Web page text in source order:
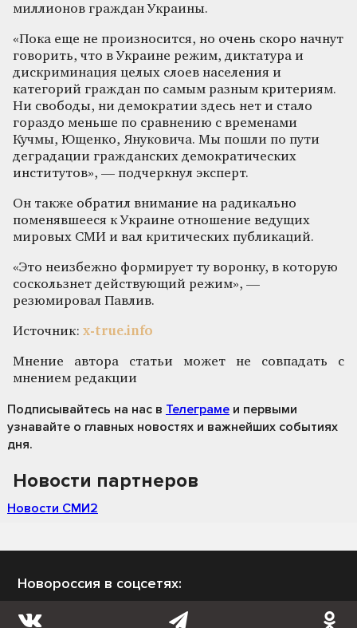
миллионов граждан Украины.
«Пока еще не произносится, но очень скоро начнут
говорить, что в Украине режим, диктатура и
дискриминация целых слоев населения и
категорий граждан по самым разным критериям.
Ни свободы, ни демократии здесь нет и стало
гораздо меньше по сравнению с временами
Кучмы, Ющенко, Януковича. Мы пошли по пути
деградации гражданских демократических
институтов», — подчеркнул эксперт.
Он также обратил внимание на радикально
поменявшееся к Украине отношение ведущих
мировых СМИ и вал критических публикаций.
«Это неизбежно формирует ту воронку, в которую
соскользнет действующий режим», —
резюмировал Павлив.
Источник: x-true.info
Мнение автора статьи может не совпадать с
мнением редакции
Подписывайтесь на нас в Телеграме и первыми
узнавайте о главных новостях и важнейших событиях
дня.
Новости партнеров
Новости СМИ2
Новороссия в соцсетях: